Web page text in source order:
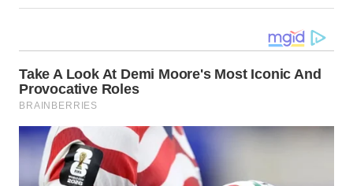
WN
LANGKAT
WN
TAPANULI
SELATAN